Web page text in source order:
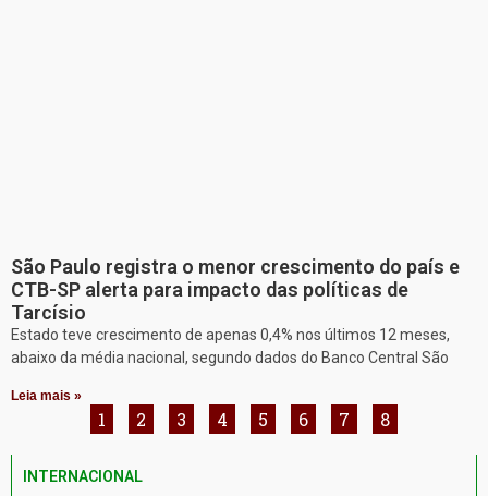
São Paulo registra o menor crescimento do país e
CTB-SP alerta para impacto das políticas de
Tarcísio
Estado teve crescimento de apenas 0,4% nos últimos 12 meses,
abaixo da média nacional, segundo dados do Banco Central São
Leia mais »
1 2 3 4 5 6 7 8
INTERNACIONAL